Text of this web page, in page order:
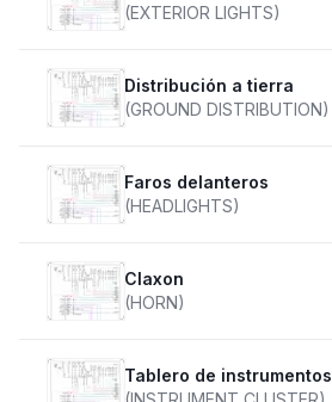
(EXTERIOR LIGHTS)
Distribución a tierra
(GROUND DISTRIBUTION)
faros delanteros
(HEADLIGHTS)
claxon
(HORN)
Tablero de instrumentos